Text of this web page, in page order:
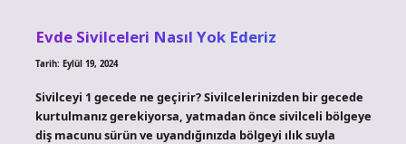
Evde Sivilceleri Nasıl Yok Ederiz
Tarih: Eylül 19, 2024
Sivilceyi 1 gecede ne geçirir? Sivilcelerinizden bir gecede
kurtulmanız gerekiyorsa, yatmadan önce sivilceli bölgeye
diş macunu sürün ve uyandığınızda bölgeyi ılık suyla